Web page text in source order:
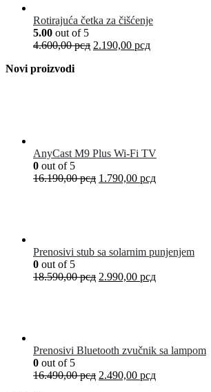
Rotirajuća četka za čišćenje
5.00 out of 5
4.600,00рсд 2.190,00 рсд
Novi proizvodi
AnyCast M9 Plus Wi-Fi TV
0 out of 5
16.190,00рсд 1.790,00 рсд
Prenosivi stub sa solarnim punjenjem
0 out of 5
18.590,00рсд 2.990,00 рсд
Prenosivi Bluetooth zvučnik sa lampom
0 out of 5
16.490,00рсд 2.490,00 рсд